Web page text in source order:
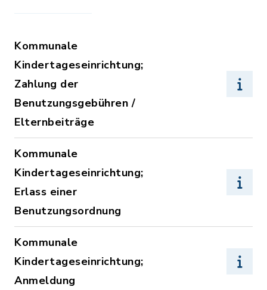
Kommunale
Kindertageseinrichtung;
Zahlung der
Benutzungsgebühren /
Elternbeiträge
Kommunale
Kindertageseinrichtung;
Erlass einer
Benutzungsordnung
Kommunale
Kindertageseinrichtung;
Anmeldung